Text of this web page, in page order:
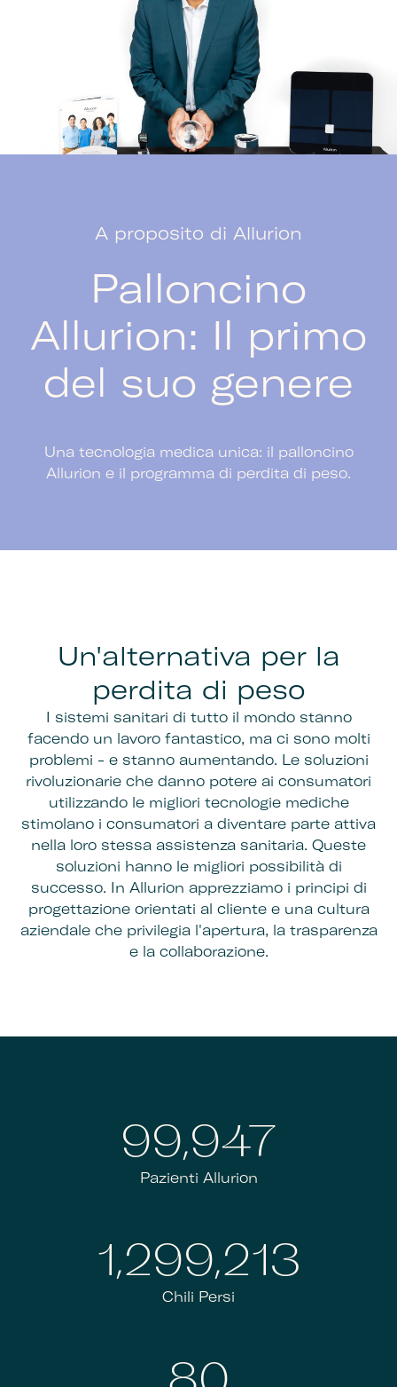
A proposito di Allurion
Palloncino
Allurion: Il primo
del suo genere
Una tecnologia medica unica: il palloncino
Allurion e il programma di perdita di peso.
Un'alternativa per la
perdita di peso
I sistemi sanitari di tutto il mondo stanno
facendo un lavoro fantastico, ma ci sono molti
problemi - e stanno aumentando. Le soluzioni
rivoluzionarie che danno potere ai consumatori
utilizzando le migliori tecnologie mediche
stimolano i consumatori a diventare parte attiva
nella loro stessa assistenza sanitaria. Queste
soluzioni hanno le migliori possibilità di
successo. In Allurion apprezziamo i principi di
progettazione orientati al cliente e una cultura
aziendale che privilegia l'apertura, la trasparenza
e la collaborazione.
100,000
Pazienti Allurion
1,300,000
Chili Persi